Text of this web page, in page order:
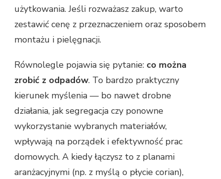
użytkowania. Jeśli rozważasz zakup, warto
zestawić cenę z przeznaczeniem oraz sposobem
montażu i pielęgnacji.
Równolegle pojawia się pytanie: co można
zrobić z odpadów. To bardzo praktyczny
kierunek myślenia — bo nawet drobne
działania, jak segregacja czy ponowne
wykorzystanie wybranych materiałów,
wpływają na porządek i efektywność prac
domowych. A kiedy łączysz to z planami
aranżacyjnymi (np. z myślą o płycie corian),